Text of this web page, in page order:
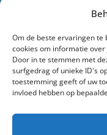
Om de beste ervaringen te
cookies om informatie
Door in te stemmen met
surfgedrag of unieke ID's
toestemming geeft of uw
invloed hebben op 9982